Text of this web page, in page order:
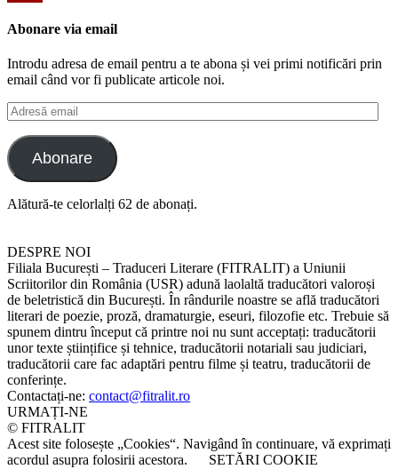
Abonare via email
Introdu adresa de email pentru a te abona și vei primi notificări prin
email când vor fi publicate articole noi.
Adresă
email
Abonare
Alătură-te celorlalți 62 de abonați.
DESPRE NOI
Filiala București – Traduceri Literare (FITRALIT) a Uniunii
Scriitorilor din România (USR) adună laolaltă traducători valoroși
de beletristică din București. În rândurile noastre se află traducători
literari de poezie, proză, dramaturgie, eseuri, filozofie etc. Trebuie să
spunem dintru început că printre noi nu sunt acceptați: traducătorii
unor texte științifice și tehnice, traducătorii notariali sau judiciari,
traducătorii care fac adaptări pentru filme și teatru, traducătorii de
conferințe.
Contactați-ne: contact@fitralit.ro
URMAȚI-NE
© FITRALIT
Acest site folosește „Cookies“. Navigând în continuare, vă exprimați
acordul asupra folosirii acestora.
SETĂRI COOKIE